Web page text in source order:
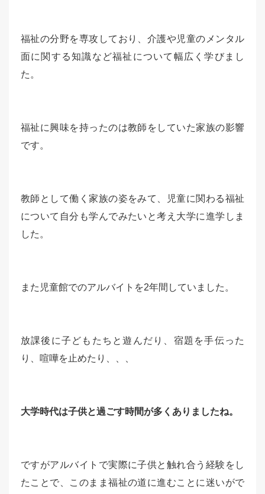
福祉の分野を専攻しており、介護や児童のメンタル
面に関する知識など福祉について幅広く学びまし
た。
福祉に興味を持ったのは教師をしていた家族の影響
です。
教師として働く家族の姿をみて、児童に関わる福祉
について自分も学んでみたいと考え大学に進学しま
した。
また児童館でのアルバイトを2年間していました。
放課後に子どもたちと遊んだり、宿題を手伝った
り、喧嘩を止めたり、、、
大学時代は子供と過ごす時間が多くありましたね。
ですがアルバイトで実際に子供と触れ合う経験をし
たことで、このまま福祉の道に進むことに迷いがで